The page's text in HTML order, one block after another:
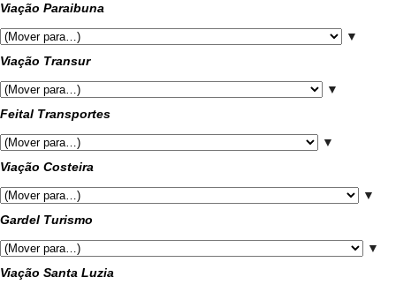
Viação Paraibuna
▼
Viação Transur
▼
Feital Transportes
▼
Viação Costeira
▼
Gardel Turismo
▼
Viação Santa Luzia